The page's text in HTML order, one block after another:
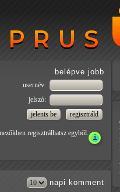
belépve jobb
usernév:
jelszó:
regisztrálhatsz egyből.
napi komment